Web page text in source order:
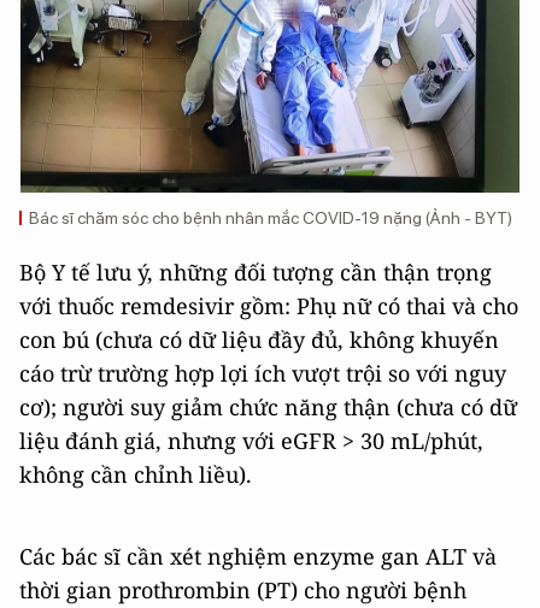
Bác sĩ chăm sóc cho bệnh nhân mắc COVID-19 nặng (Ảnh - BYT)
Bộ Y tế lưu ý, những đối tượng cần thận trọng
với thuốc remdesivir gồm: Phụ nữ có thai và cho
con bú (chưa có dữ liệu đầy đủ, không khuyến
cáo trừ trường hợp lợi ích vượt trội so với nguy
cơ); người suy giảm chức năng thận (chưa có dữ
liệu đánh giá, nhưng với eGFR > 30 mL/phút,
không cần chỉnh liều).
Các bác sĩ cần xét nghiệm enzyme gan ALT và
thời gian prothrombin (PT) cho người bệnh